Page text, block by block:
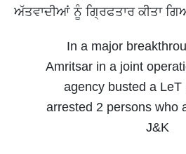
ਅੱਤਵਾਦੀਆਂ ਨੂੰ ਗ੍ਰਿਫਤਾਰ ਕੀਤਾ
In a major
Amritsar in a joint
agency busted a LeT
arrested 2 persons who
J&K